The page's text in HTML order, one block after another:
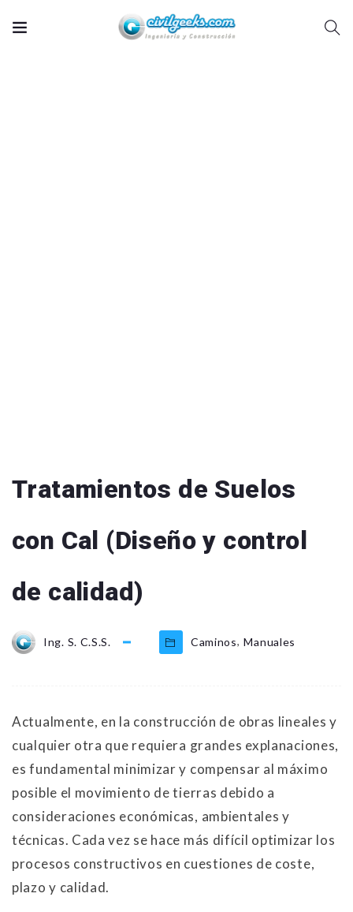
Tratamientos de Suelos
con Cal (Diseño y control
de calidad)
Ing. S. C.S.S. Caminos, Manuales
Actualmente, en la construcción de obras lineales y
cualquier otra que requiera grandes explanaciones,
es fundamental minimizar y compensar al máximo
posible el movimiento de tierras debido a
consideraciones económicas, ambientales y
técnicas. Cada vez se hace más difícil optimizar los
procesos constructivos en cuestiones de coste,
plazo y calidad.